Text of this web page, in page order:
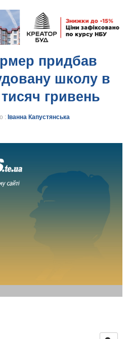
придбав
школу в
гривень
: Іванна Капустянська